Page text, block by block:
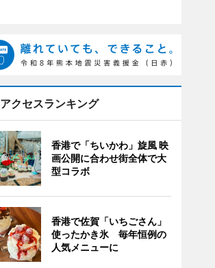
アクセスランキング
香港で「ちいかわ」旋風 映
画公開に合わせ街全体で大
型コラボ
香港で佐賀「いちごさん」
使ったかき氷 毎年恒例の
人気メニューに